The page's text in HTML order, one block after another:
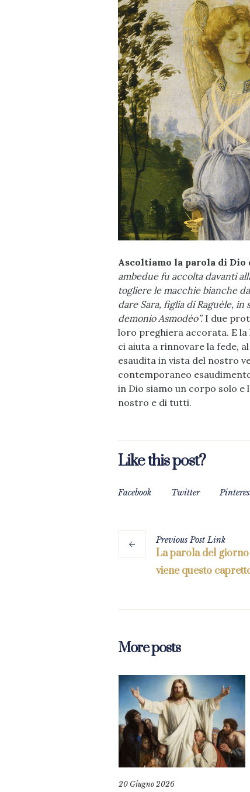
Ascoltiamo la parola di Dio
ambedue fu accolta davanti
togliere le macchie bianche
dare Sara, figlia di Raguèle, in
demonio Asmodèo”.I due
loro preghiera accorata. E
ci aiuta a rinnovare la fede,
esaudita in vista del nostro
contemporaneo
in Dio siamo un corpo solo e
nostro e di tutti.
Like this post?
Facebook Twitter
PreviousPostLink
La parola del giorno
viene questo
More posts
20 Giugno 2026